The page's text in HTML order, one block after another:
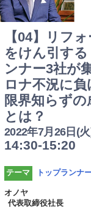
【04】リフ
をけん引す
ンナー3社が
ロナ不況に
限界知らずの
とは？
2022年7月26日(
14:30-15:20
テーマ トップランナ
オノヤ
代表取締役社長